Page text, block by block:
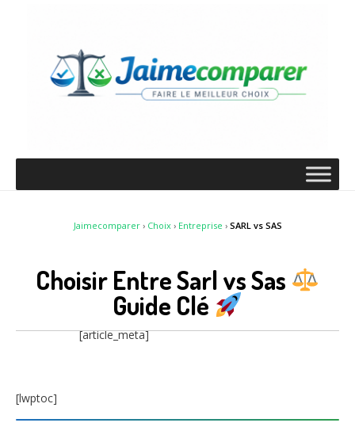
Jaimecomparer› Choix› Entreprise › SARL vs SAS
Choisir Entre Sarl vs Sas
Guide Clé
[article_meta]
[lwptoc]